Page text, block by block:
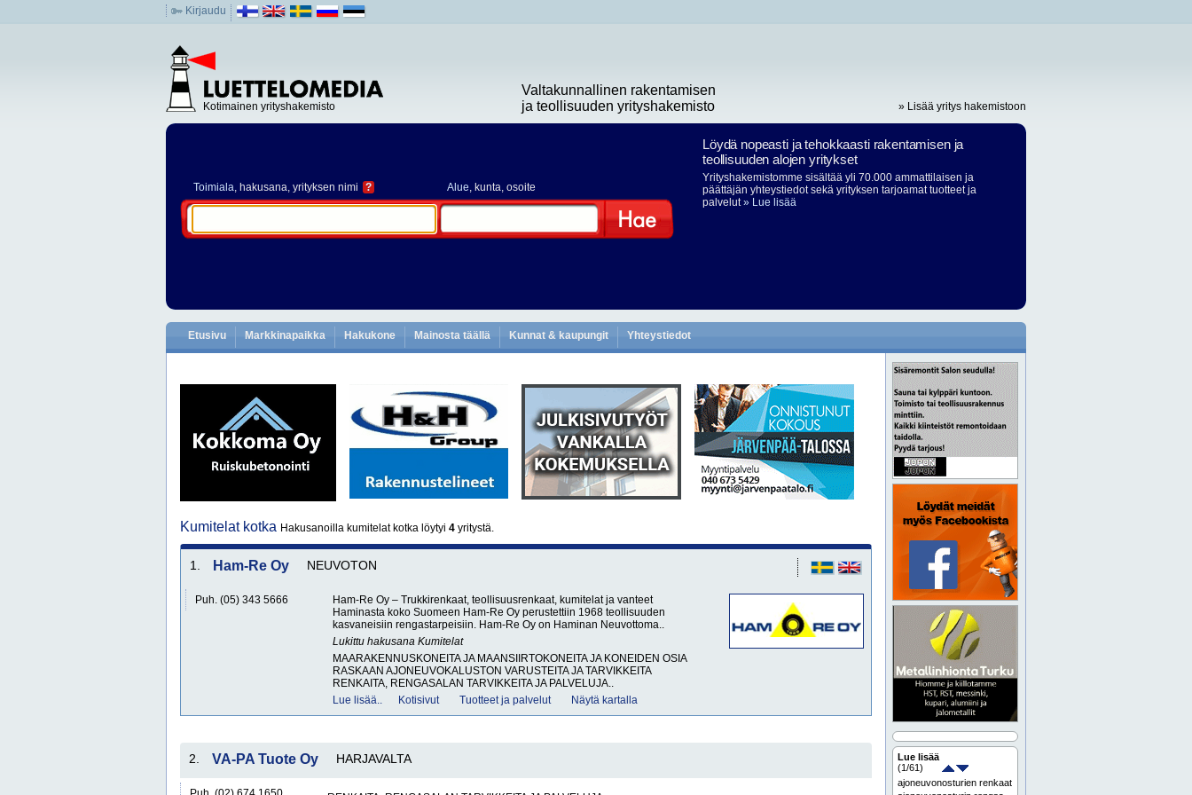
Kirjaudu
Kotimainen yrityshakemisto
Valtakunnallinen rakentamisen
ja teollisuuden yrityshakemisto
» Lisää yritys hakemistoon
Toimiala, hakusana, yrityksen nimi ? Alue, kunta, osoite
Löydä nopeasti ja tehokkaasti rakentamisen ja
teollisuuden alojen yritykset
Yrityshakemistomme sisältää yli 70.000 ammattilaisen ja
päättäjän yhteystiedot sekä yrityksen tarjoamat tuotteet ja
palvelut» Lue lisää
Etusivu Markkinapaikka Hakukone Mainosta täällä Kunnat & kaupungit Yhteystiedot
Kumitelat kotka Hakusanoilla kumitelat kotka löytyi 4 yritystä.
1. Ham-Re Oy NEUVOTON
Puh. (05) 343 5666
Ham-Re Oy – Trukkirenkaat, teollisuusrenkaat, kumitelat ja vanteet
Haminasta koko Suomeen Ham-Re Oy perustettiin 1968 teollisuuden
kasvaneisiin rengastarpeisiin. Ham-Re Oy on Haminan Neuvottoma..
Lukittu hakusana Kumitelat
MAARAKENNUSKONEITA JA MAANSIIRTOKONEITA JA KONEIDEN OSIA
RASKAAN AJONEUVOKALUSTON VARUSTEITA JA TARVIKKEITA
RENKAITA, RENGASALAN TARVIKKEITA JA PALVELUJA..
Lue lisää..
Kotisivut Tuotteet ja palvelut Näytä kartalla
2. VA-PA Tuote Oy HARJAVALTA
Lue lisää
(1/61)
ajoneuvonosturien renkaat